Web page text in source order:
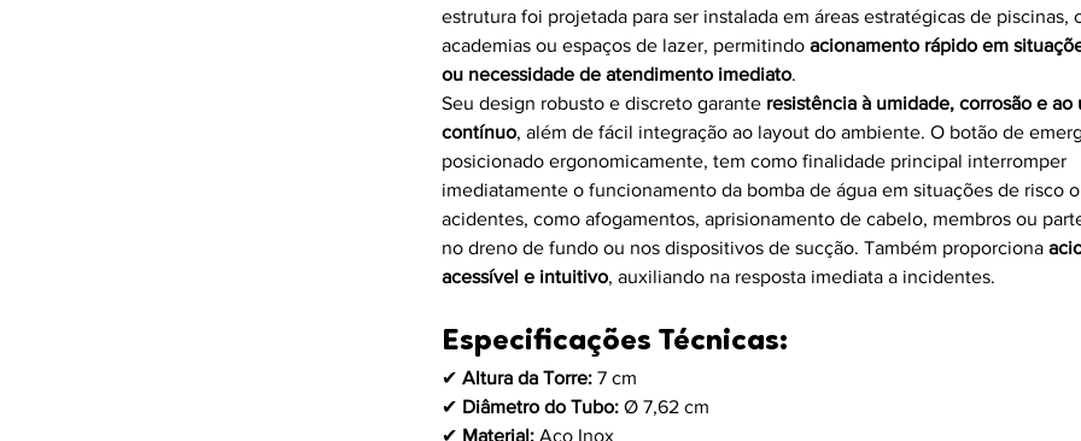
estrutura foi projetada para ser instalada em áreas estratégicas de piscinas,
academias ou espaços de lazer, permitindo acionamento rápido em
ou necessidade de atendimento imediato.
Seu design robusto e discreto garante resistência à umidade, corrosão e ao
contínuo, além de fácil integração ao layout do ambiente. O botão de
posicionado ergonomicamente, tem como finalidade principal interromper
imediatamente o funcionamento da bomba de água em situações de risco
acidentes, como afogamentos, aprisionamento de cabelo, membros ou
no dreno de fundo ou nos dispositivos de sucção. Também proporciona
acessível e intuitivo, auxiliando na resposta imediata a incidentes.
Especificações Técnicas:
✔ Altura da Torre: 7 cm
✔ Diâmetro do Tubo: Ø 7,62 cm
✔ Material: Aço Inox